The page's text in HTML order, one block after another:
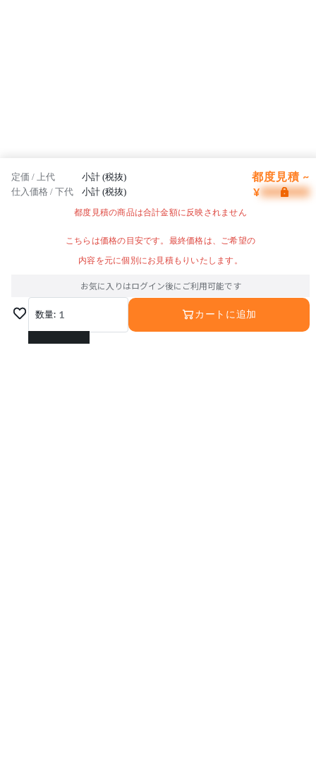
定価 / 上代 小計 (税抜) 都度見積 ~
仕入価格 / 下代 小計 (税抜) ¥
都度見積の商品は合計金額に反映されません
こちらは価格の目安です。最終価格は、ご希望の
内容を元に個別にお見積もりいたします。
お気に入りはログイン後にご利用可能です
数量: 1
1
カートに追加